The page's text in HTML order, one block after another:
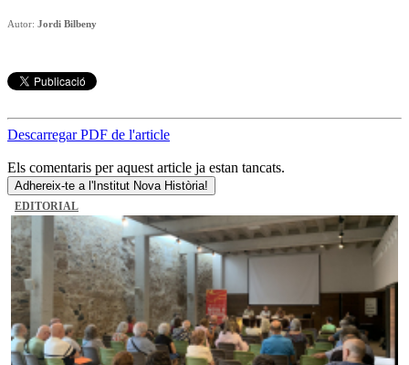
Autor: Jordi Bilbeny
Descarregar PDF de l'article
Els comentaris per aquest article ja estan tancats.
Adhereix-te a l'Institut Nova Història!
EDITORIAL